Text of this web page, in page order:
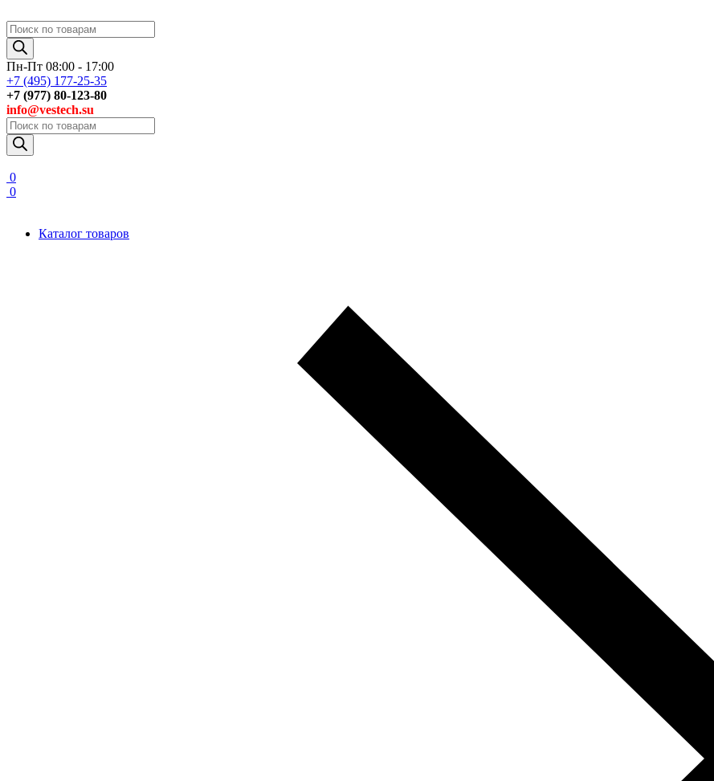
Поиск
товаров
Пн-Пт 08:00 - 17:00
+7 (495) 177-25-35
+7 (977) 80-123-80
info@vestech.su
Поиск
товаров
0
0
Каталог товаров